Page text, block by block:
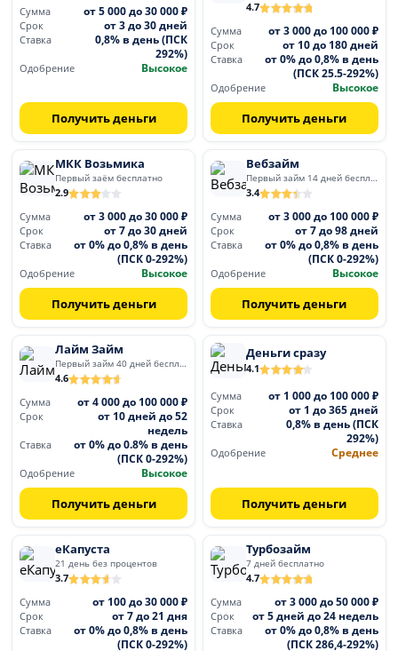
Сумма от 5 000 до 30 000 ₽
Срок от 3 до 30 дней
Ставка
0,8% в день (ПСК
292%)
Одобрение Высокое
Получить деньги
4.7
Сумма
от 3 000 до 100 000 ₽
Срок от 10 до 180 дней
Ставка
от 0% до 0,8% в день
(ПСК 25.5-292%)
Одобрение Высокое
Получить деньги
МКК Возьмика
Первый заём бесплатно
2.9
Сумма
от 3 000 до 30 000 ₽
Срок от 7 до 30 дней
Ставка
от 0% до 0,8% в день
(ПСК 0-292%)
Одобрение Высокое
Получить деньги
Вебзайм
Первый займ 14 дней бесплатно
3.4
Сумма
от 3 000 до 100 000 ₽
Срок от 7 до 98 дней
Ставка
от 0% до 0,8% в день
(ПСК 0-292%)
Одобрение Высокое
Получить деньги
Лайм Займ
Первый займ 40 дней бесплатно
4.6
Сумма
от 4 000 до 100 000 ₽
Срок
от 10 дней до 52
недель
Ставка
от 0% до 0.8% в день
(ПСК 0-292%)
Одобрение Высокое
Получить деньги
Деньги сразу
4.1
Сумма от 1 000 до 100 000 ₽
Срок от 1 до 365 дней
Ставка
0,8% в день (ПСК
292%)
Одобрение Среднее
Получить деньги
еКапуста
21 день без процентов
3.7
Сумма
от 100 до 30 000 ₽
Срок от 7 до 21 дня
Ставка
от 0% до 0,8% в день
(ПСК 0-292%)
Турбозайм
7 дней бесплатно
4.7
Сумма
от 3 000 до 50 000 ₽
Срок от 5 дней до 24 недель
Ставка
от 0% до 0,8% в день
(ПСК 286,4-292%)